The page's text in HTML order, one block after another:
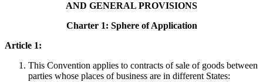
AND GENERAL PROVISIONS
Charter 1: Sphere of Application
Article 1:
This Convention applies to contracts of sale of goods between
parties whose places of business are in different States: